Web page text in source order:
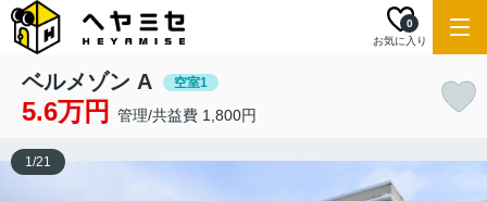
お気に入り
0
ベルメゾン A 空室1
5.6万円 管理/共益費 1,800円
1/21